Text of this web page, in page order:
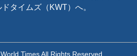
タイムズ（KWT）へ。
Times All Rights Reserved